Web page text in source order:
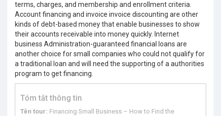
terms, charges, and membership and enrollment criteria.
Account financing and invoice invoice discounting are other
kinds of debt-based money that enable businesses to show
their accounts receivable into money quickly. Internet
business Administration-guaranteed financial loans are
another choice for small companies who could not qualify for
a traditional loan and will need the supporting of a authorities
program to get financing.
Tóm tắt thông tin
Tên tour: Financing Small Business – How to Find the